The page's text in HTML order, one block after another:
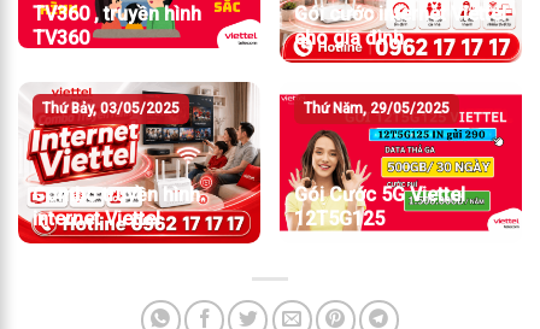
TV360 , truyền hình
TV360
Gói cước internet Viettel
cho gia đình
Thứ Bảy, 03/05/2025
Combo truyền hình
internet Viettel
Thứ Năm, 29/05/2025
Gói Cước 5G Viettel
12T5G125